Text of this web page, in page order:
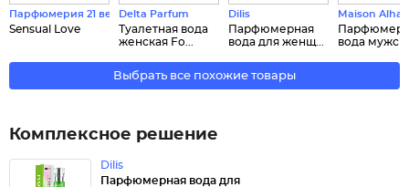
Парфюмерия 21 века
Sensual Love
Delta Parfum
Туалетная вода
женская Fo...
Dilis
Парфюмерная
вода для женщ...
Maison
вода
Выбрать все похожие товары
Комплексное решение
Dilis
Парфюмерная вода для